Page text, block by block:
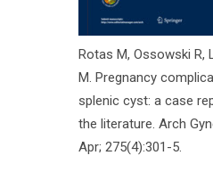
Rotas M, Ossowski R,
M. Pregnancy
splenic cyst: a case
the literature. Arch
Apr; 275(4):301-5.